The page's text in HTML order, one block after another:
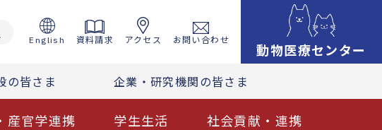
English 資料請求 アクセス お問い合わせ
動物医療センター
の皆さま 企業・研究機関の皆さま
産官学連携 学生生活 社会貢献・連携